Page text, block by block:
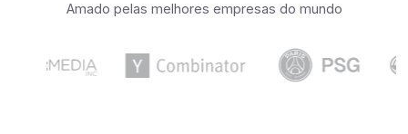
Amado pelas melhores empresas do mundo